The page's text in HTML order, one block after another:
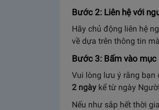
Bước 2: Liên hệ với
Hãy chủ động liên hệ
về dựa trên thông tin
Bước 3: Bấm vào mục
Vui lòng lưu ý rằng bạn
2 ngày kể từ ngày
Nếu như sắp hết thời